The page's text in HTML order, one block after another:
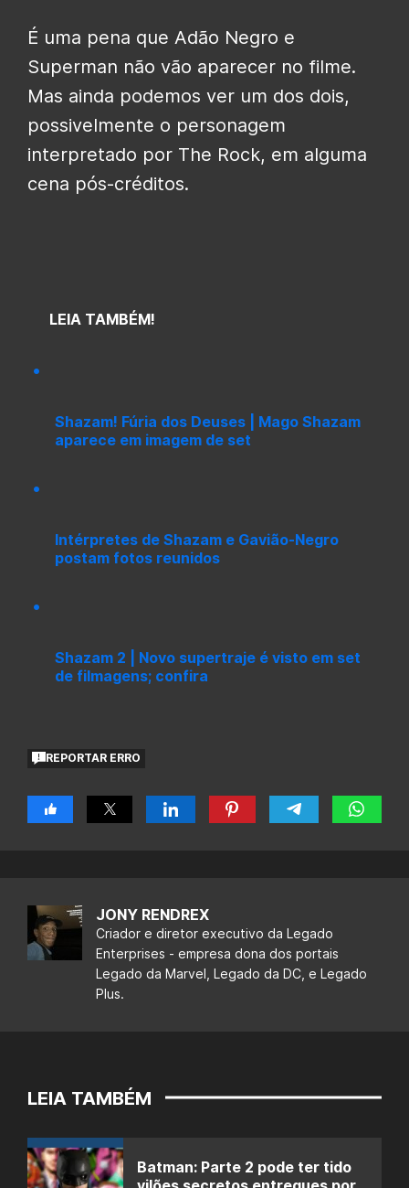
É uma pena que Adão Negro e
Superman não vão aparecer no filme.
Mas ainda podemos ver um dos dois,
possivelmente o personagem
interpretado por The Rock, em alguma
cena pós-créditos.
LEIA TAMBÉM!
Shazam! Fúria dos Deuses | Mago Shazam
aparece em imagem de set
Intérpretes de Shazam e Gavião-Negro
postam fotos reunidos
Shazam 2 | Novo supertraje é visto em set
de filmagens; confira
REPORTAR ERRO
JONY RENDREX
Criador e diretor executivo da Legado
Enterprises - empresa dona dos portais
Legado da Marvel, Legado da DC, e Legado
Plus.
LEIA TAMBÉM
Batman: Parte 2 pode ter tido